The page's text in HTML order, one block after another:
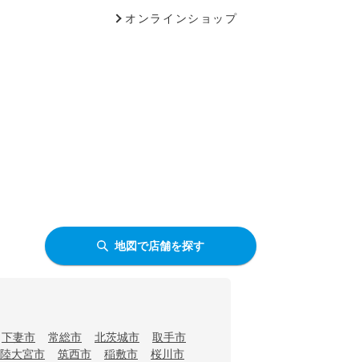
オンラインショップ
地図で店舗を探す
下妻市 常総市 北茨城市
取手市
大宮市
筑西市 稲敷市
桜川市